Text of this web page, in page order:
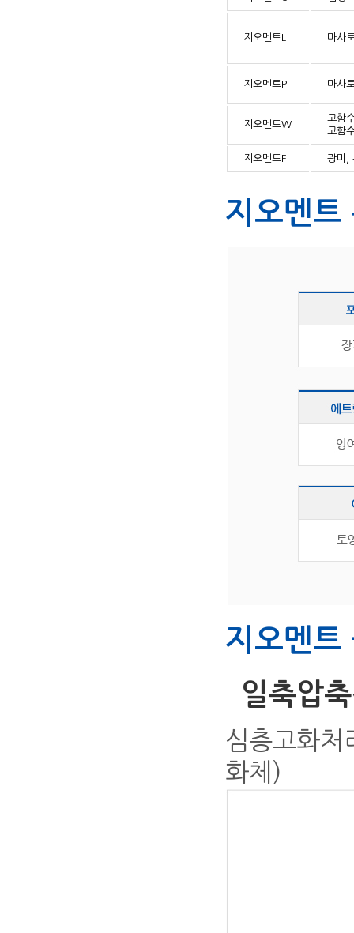
지오멘트L 마사
지오멘트P 마사
지오멘트W
고함
고함
지오멘트F 광미,
지오멘트
지오멘트
일축압
심층고화
화체)